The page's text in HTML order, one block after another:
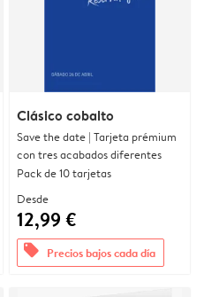
Clásico cobalto
Save the date | Tarjeta prémium
con tres acabados diferentes
Pack de 10 tarjetas
Desde
12,99 €
offers Precios bajos cada día